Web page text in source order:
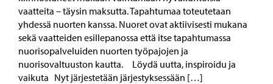
vaatteita – täysin maksutta. Tapahtumaa toteutetaan
yhdessä nuorten kanssa. Nuoret ovat aktiivisesti mukana
sekä vaatteiden esillepanossa että itse tapahtumassa
nuorisopalveluiden nuorten työpajojen ja
nuorisovaltuuston kautta. Löydä uutta, inspiroidu ja
vaikuta Nyt järjestetään järjestyksessään […]